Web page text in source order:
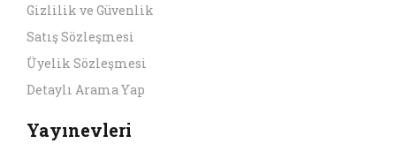
Gizlilik ve Güvenlik
Satış Sözleşmesi
Üyelik Sözleşmesi
Detaylı Arama Yap
Yayınevleri